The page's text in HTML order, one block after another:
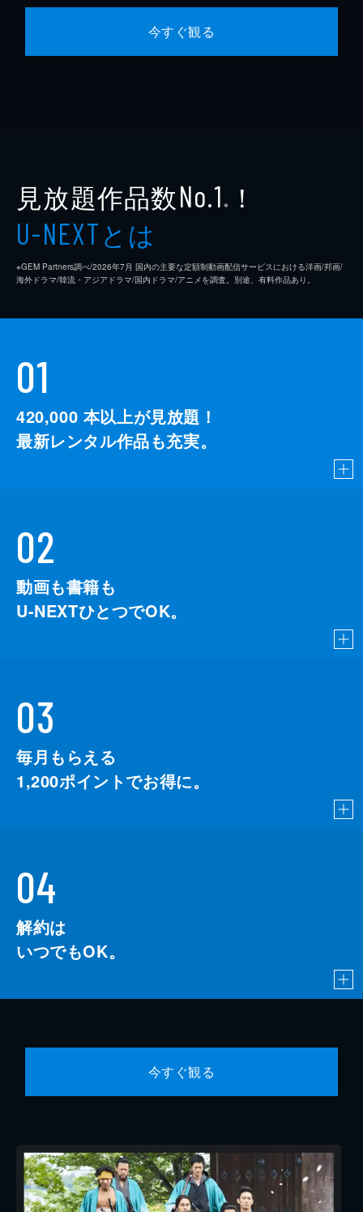
今すぐ観る
見放題作品数No.1 ※ ！
U-NEXTとは
※GEM Partners調べ/2026年7⽉ 国内の主要な定額制動画配信サービスにおける洋画/邦画/
海外ドラマ/韓流・アジアドラマ/国内ドラマ/アニメを調査。別途、有料作品あり。
01
420,000 本以上が見放題！
最新レンタル作品も充実。
02
動画も書籍も
U-NEXTひとつでOK。
03
毎月もらえる
1,200ポイントでお得に。
04
解約は
いつでもOK。
今すぐ観る